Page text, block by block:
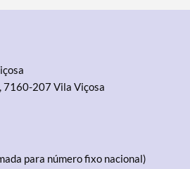
7160-207 Vila Viçosa
para número fixo nacional)